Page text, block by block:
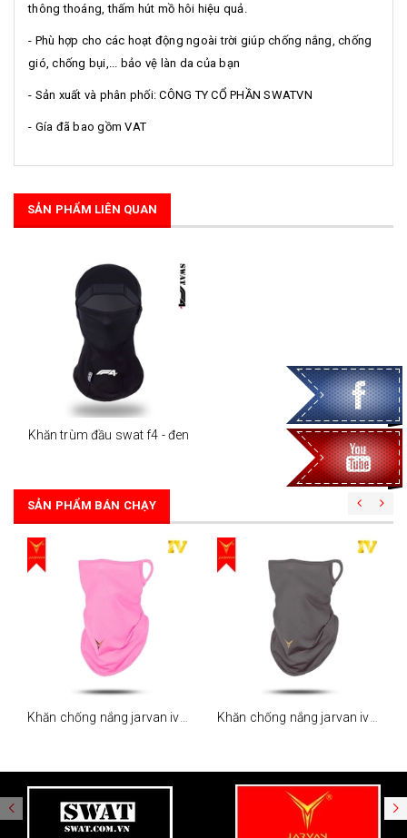
thông thoáng, thấm hút mồ hôi hiệu quả.
- Phù hợp cho các hoạt động ngoài trời giúp chống nắng, chống
gió, chống bụi,... bảo vệ làn da của bạn
- Sản xuất và phân phối: CÔNG TY CỔ PHẦN SWATVN
- Gía đã bao gồm VAT
SẢN PHẨM LIÊN QUAN
Khăn trùm đầu swat f4 - đen
SẢN PHẨM BÁN CHẠY